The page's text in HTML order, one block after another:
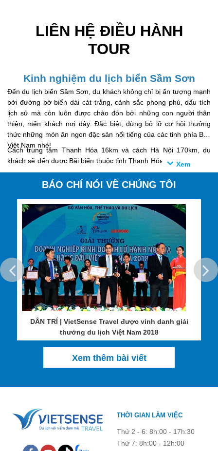
LIÊN HỆ ĐIỀU HÀNH
TOUR
Kinh nghiệm du lịch biển Sầm Sơn
Đến du lịch biển Sầm Sơn, du khách không chỉ bị ấn tượng mạnh
bởi đường bờ biển dài cát trắng, cảnh sắc phong phú, dấu tích
lịch sử mà còn luôn được chào đón bởi những con người thân
thiện, mến khách nơi đây. Đặc biệt, đừng bỏ lỡ cơ hội thưởng
thức những món ăn ngon đặc sản nổi tiếng của các tỉnh phía Bắc
Việt Nam nhé!
Cách trung tâm Thanh Hóa 16km và cách Hà Nội 170km, du
khách sẽ đến được Bãi biển thuộc tỉnh Thanh Hóa . Nơi đây đã là
một địa điểm nổi tiếng của du lịch Việt Nam từ đầu thế kỷ trước,
khi người Pháp bắt đầu xây dựng các cơ sở ở đó để phục vụ cho
món quà mà thiên nhiên ban tặng, còn có rất nhiều điểm hấp dẫn
để du khách khám phá.
Đây là một bãi biển dài và đẹp. Du khách sẽ có những khoảnh
khắc khó quên khi đắm mình trong làn nước biển xanh mát, lắng
đầy nắng hay xây lâu đài cát. Ngoài ra, đây là một nơi tốt để thử
Tất nhiên, đi đâu chúng ta cũng cần trang bị trước những kinh
tiếc không mong muốn có thể xảy ra. Với kinh nghiệm nhiều năm,
Vietsense Travel sẽ chia sẻ những kinh nghiệm quý báu để bạn
chuẩn bị cho chuyến du lịch Sầm Sơn ngay từ hôm nay!
Thông tin đầy đủ cho chuyến du lịch Sầm Sơn - Thanh Hóa từ A
BÁO CHÍ NÓI VỀ CHÚNG TÔI
DÂN TRÍ | VietSense Travel được vinh danh giải
thưởng du lịch Việt Nam 2018
Xem thêm bài viết
THỜI GIAN LÀM VIỆC
Thứ 2 - 6: 8h:00 - 17h:30
Thứ 7: 8h:00 - 12h:00